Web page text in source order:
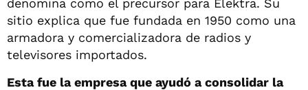
sitio explica que fue fundada en 1950 como una
armadora y comercializadora de radios y
televisores importados.
Esta fue la empresa que ayudó a consolidar la